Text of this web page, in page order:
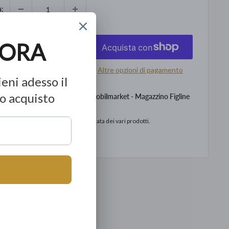
Aggiungi al carrello
Altre opzioni di pagamento
disponibile presso Mobilmarket - Magazzino Figline
in base alla data di consegna stimata dei vari prodotti.